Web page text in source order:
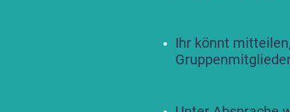
Ihr könnt